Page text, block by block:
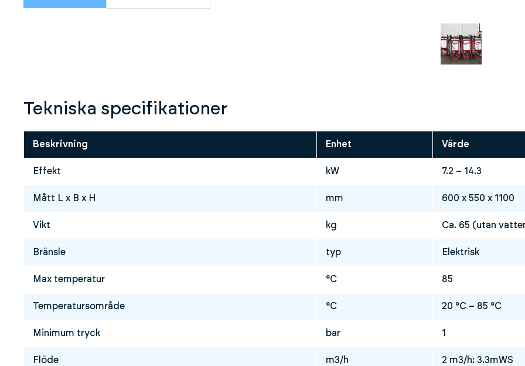
Tekniska specifikationer
Beskrivning Enhet Värde
Effekt kW 7.2 – 14.3
Mått L x B x H mm 600 x 550 x 1100
Vikt kg Ca. 65 (utan
Bränsle typ Elektrisk
Max temperatur °C 85
Temperatursområde °C 20 °C – 85 °C
Minimum tryck bar 1
Flöde m3/h 2 m3/h: 3.3mWS